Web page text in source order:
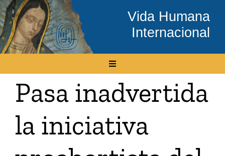
Skip
to
content
Vida Humana
Internacional
Toggle
Inicio
Conócenos
Pasa inadvertida
la iniciativa